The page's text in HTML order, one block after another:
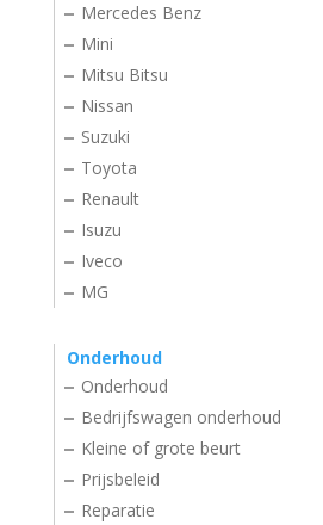
Mercedes Benz
Mini
Mitsu Bitsu
Nissan
Suzuki
Toyota
Renault
Isuzu
Iveco
MG
Onderhoud
Onderhoud
Bedrijfswagen onderhoud
Kleine of grote beurt
Prijsbeleid
Reparatie